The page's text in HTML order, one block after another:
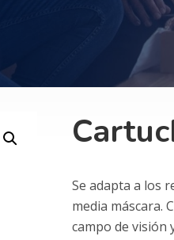
Se adapta a los
media máscara.
campo de visión